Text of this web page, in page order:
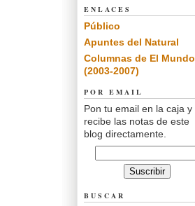
ENLACES
Público
Apuntes del Natural
Columnas de El Mundo
(2003-2007)
POR EMAIL
Pon tu email en la caja y
recibe las notas de este
blog directamente.
BUSCAR